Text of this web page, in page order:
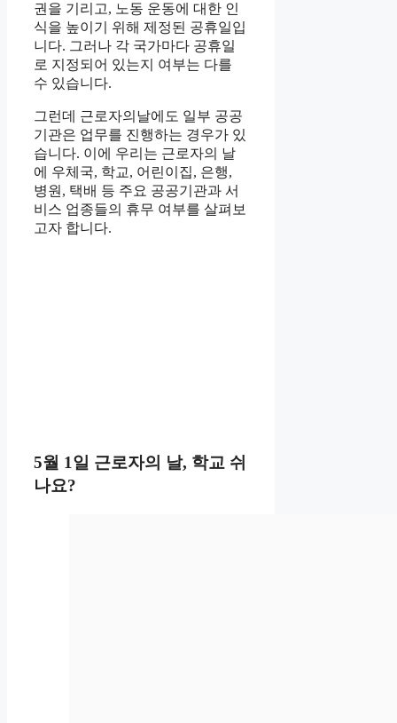
권을 기리고, 노동 운동에 대한 인
식을 높이기 위해 제정된 공휴일입
니다. 그러나 각 국가마다 공휴일
로 지정되어 있는지 여부는 다를
수 있습니다.
그런데 근로자의날에도 일부 공공
기관은 업무를 진행하는 경우가 있
습니다. 이에 우리는 근로자의 날
에 우체국, 학교, 어린이집, 은행,
병원, 택배 등 주요 공공기관과 서
비스 업종들의 휴무 여부를 살펴보
고자 합니다.
5월 1일 근로자의 날, 학교 쉬
나요?